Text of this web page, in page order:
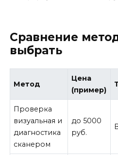
Сравнение
выбрать
Метод
Цена
(пример)
Проверка
визуальная и
диагностика
сканером
до 5000
руб.